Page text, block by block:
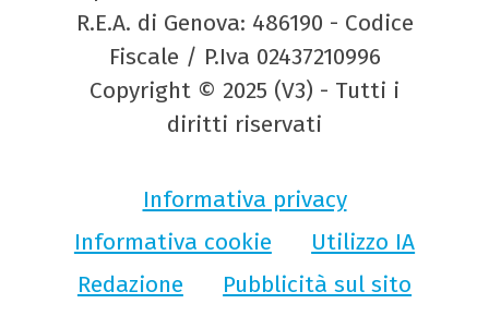
R.E.A. di Genova: 486190 - Codice
Fiscale / P.Iva 02437210996
Copyright © 2025 (V3) - Tutti i
diritti riservati
Informativa privacy
Informativa cookie
Utilizzo IA
Redazione
Pubblicità sul sito